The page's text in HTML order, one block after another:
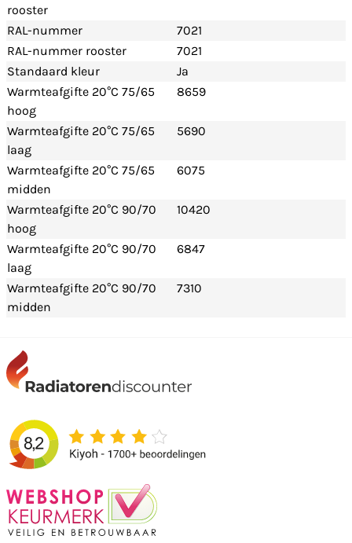
rooster
RAL-nummer
7021
RAL-nummer rooster
7021
Standaard kleur
Ja
Warmteafgifte 20°C 75/65
hoog
8659
Warmteafgifte 20°C 75/65
laag
5690
Warmteafgifte 20°C 75/65
midden
6075
Warmteafgifte 20°C 90/70
hoog
10420
Warmteafgifte 20°C 90/70
laag
6847
Warmteafgifte 20°C 90/70
midden
7310